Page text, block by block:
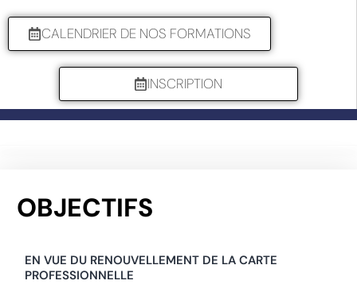
CALENDRIER DE NOS FORMATIONS
INSCRIPTION
OBJECTIFS
EN VUE DU RENOUVELLEMENT DE LA CARTE
PROFESSIONNELLE